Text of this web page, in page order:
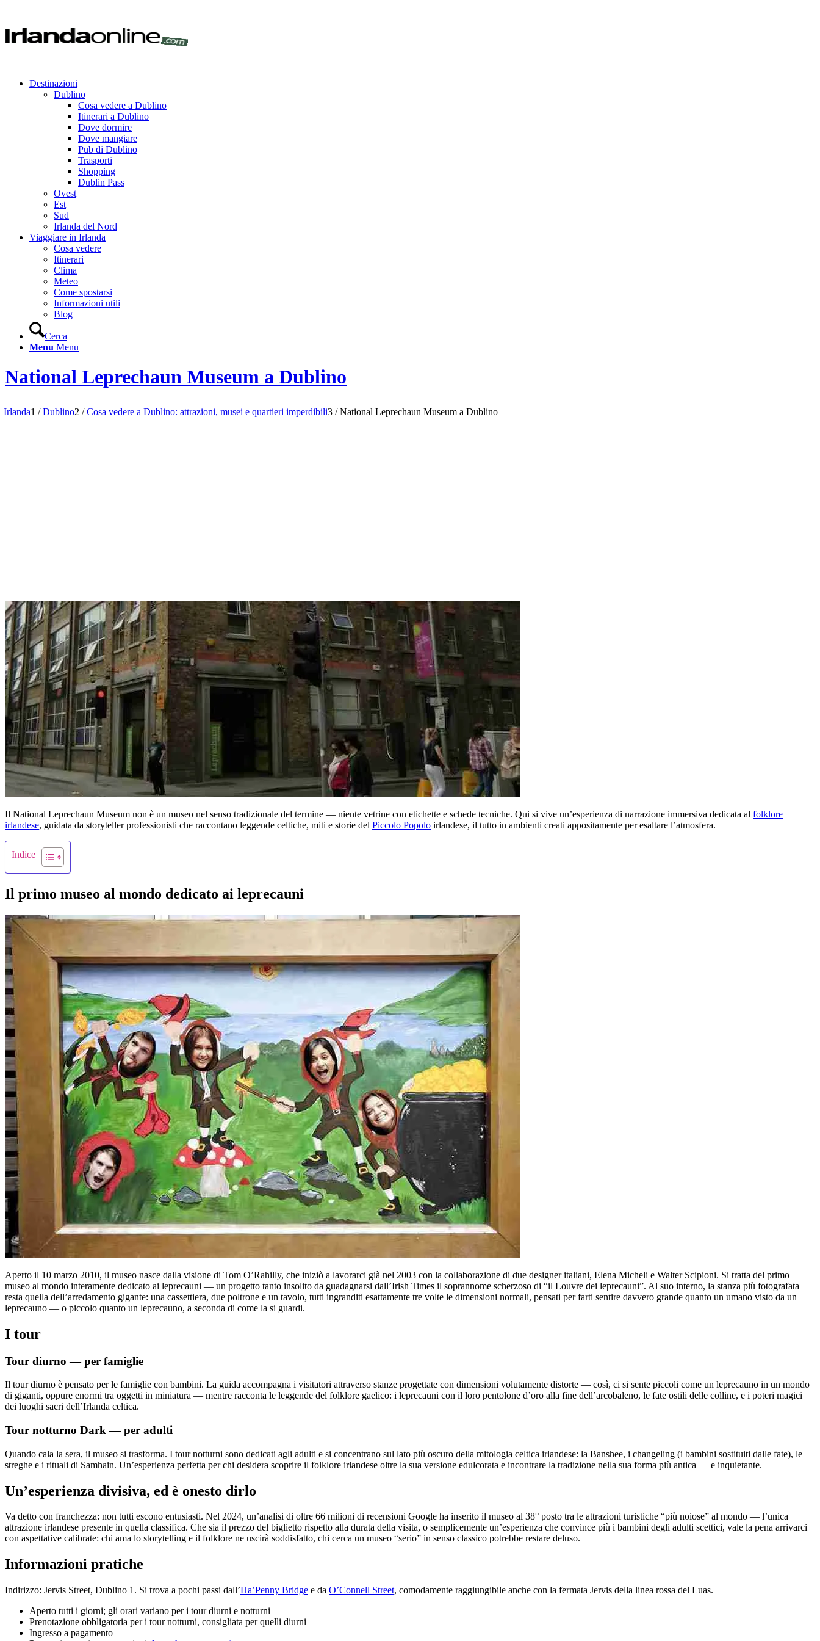
Destinazioni
Dublino
Cosa vedere a Dublino
Itinerari a Dublino
Dove dormire
Dove mangiare
Pub di Dublino
Trasporti
Shopping
Dublin Pass
Ovest
Est
Sud
Irlanda del Nord
Viaggiare in Irlanda
Cosa vedere
Itinerari
Clima
Meteo
Come spostarsi
Informazioni utili
Blog
Cerca
Menu Menu
National Leprechaun Museum a Dublino
Irlanda1 / Dublino2 / Cosa vedere a Dublino: attrazioni, musei e quartieri imperdibili3 / National Leprechaun Museum a Dublino
Il National Leprechaun Museum non è un museo nel senso tradizionale del termine — niente vetrine con etichette e schede tecniche. Qui si vive un’esperienza di narrazione immersiva dedicata al folklore
irlandese, guidata da storyteller professionisti che raccontano leggende celtiche, miti e storie del Piccolo Popolo irlandese, il tutto in ambienti creati appositamente per esaltare l’atmosfera.
Indice
Il primo museo al mondo dedicato ai leprecauni
Aperto il 10 marzo 2010, il museo nasce dalla visione di Tom O’Rahilly, che iniziò a lavorarci già nel 2003 con la collaborazione di due designer italiani, Elena Micheli e Walter Scipioni. Si tratta del primo
museo al mondo interamente dedicato ai leprecauni — un progetto tanto insolito da guadagnarsi dall’Irish Times il soprannome scherzoso di “il Louvre dei leprecauni”. Al suo interno, la stanza più fotografata
resta quella dell’arredamento gigante: una cassettiera, due poltrone e un tavolo, tutti ingranditi esattamente tre volte le dimensioni normali, pensati per farti sentire davvero grande quanto un umano visto da un
leprecauno — o piccolo quanto un leprecauno, a seconda di come la si guardi.
I tour
Tour diurno — per famiglie
Il tour diurno è pensato per le famiglie con bambini. La guida accompagna i visitatori attraverso stanze progettate con dimensioni volutamente distorte — così, ci si sente piccoli come un leprecauno in un mondo
di giganti, oppure enormi tra oggetti in miniatura — mentre racconta le leggende del folklore gaelico: i leprecauni con il loro pentolone d’oro alla fine dell’arcobaleno, le fate ostili delle colline, e i poteri magici
dei luoghi sacri dell’Irlanda celtica.
Tour notturno Dark — per adulti
Quando cala la sera, il museo si trasforma. I tour notturni sono dedicati agli adulti e si concentrano sul lato più oscuro della mitologia celtica irlandese: la Banshee, i changeling (i bambini sostituiti dalle fate), le
streghe e i rituali di Samhain. Un’esperienza perfetta per chi desidera scoprire il folklore irlandese oltre la sua versione edulcorata e incontrare la tradizione nella sua forma più antica — e inquietante.
Un’esperienza divisiva, ed è onesto dirlo
Va detto con franchezza: non tutti escono entusiasti. Nel 2024, un’analisi di oltre 66 milioni di recensioni Google ha inserito il museo al 38° posto tra le attrazioni turistiche “più noiose” al mondo — l’unica
attrazione irlandese presente in quella classifica. Che sia il prezzo del biglietto rispetto alla durata della visita, o semplicemente un’esperienza che convince più i bambini degli adulti scettici, vale la pena arrivarci
con aspettative calibrate: chi ama lo storytelling e il folklore ne uscirà soddisfatto, chi cerca un museo “serio” in senso classico potrebbe restare deluso.
Informazioni pratiche
Indirizzo: Jervis Street, Dublino 1. Si trova a pochi passi dall’Ha’Penny Bridge e da O’Connell Street, comodamente raggiungibile anche con la fermata Jervis della linea rossa del Luas.
Aperto tutti i giorni; gli orari variano per i tour diurni e notturni
Prenotazione obbligatoria per i tour notturni, consigliata per quelli diurni
Ingresso a pagamento